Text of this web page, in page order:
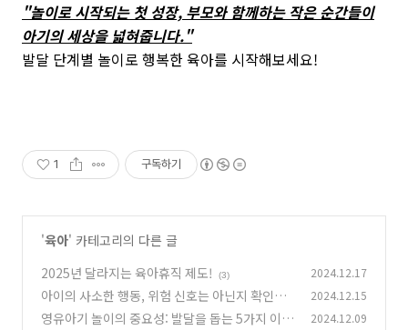
"놀이로 시작되는 첫 성장, 부모와 함께하는 작은 순간들이
아기의 세상을 넓혀줍니다."
발달 단계별 놀이로 행복한 육아를 시작해보세요!
1 구독하기
'육아' 카테고리의 다른 글
2025년 달라지는 육아휴직 제도!
(3) 2024.12.17
아이의 사소한 행동, 위험 신호는 아닌지 확인이
필요합니다!
(2)
2024.12.15
영유아기 놀이의 중요성: 발달을 돕는 5가지 이유 2024.12.09